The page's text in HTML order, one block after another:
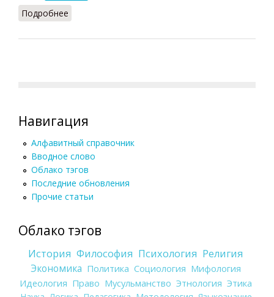
Подробнее
Навигация
Алфавитный справочник
Вводное слово
Облако тэгов
Последние обновления
Прочие статьи
Облако тэгов
История Философия Психология Религия
Экономика Политика Социология Мифология
Идеология Право Мусульманство Этнология Этика